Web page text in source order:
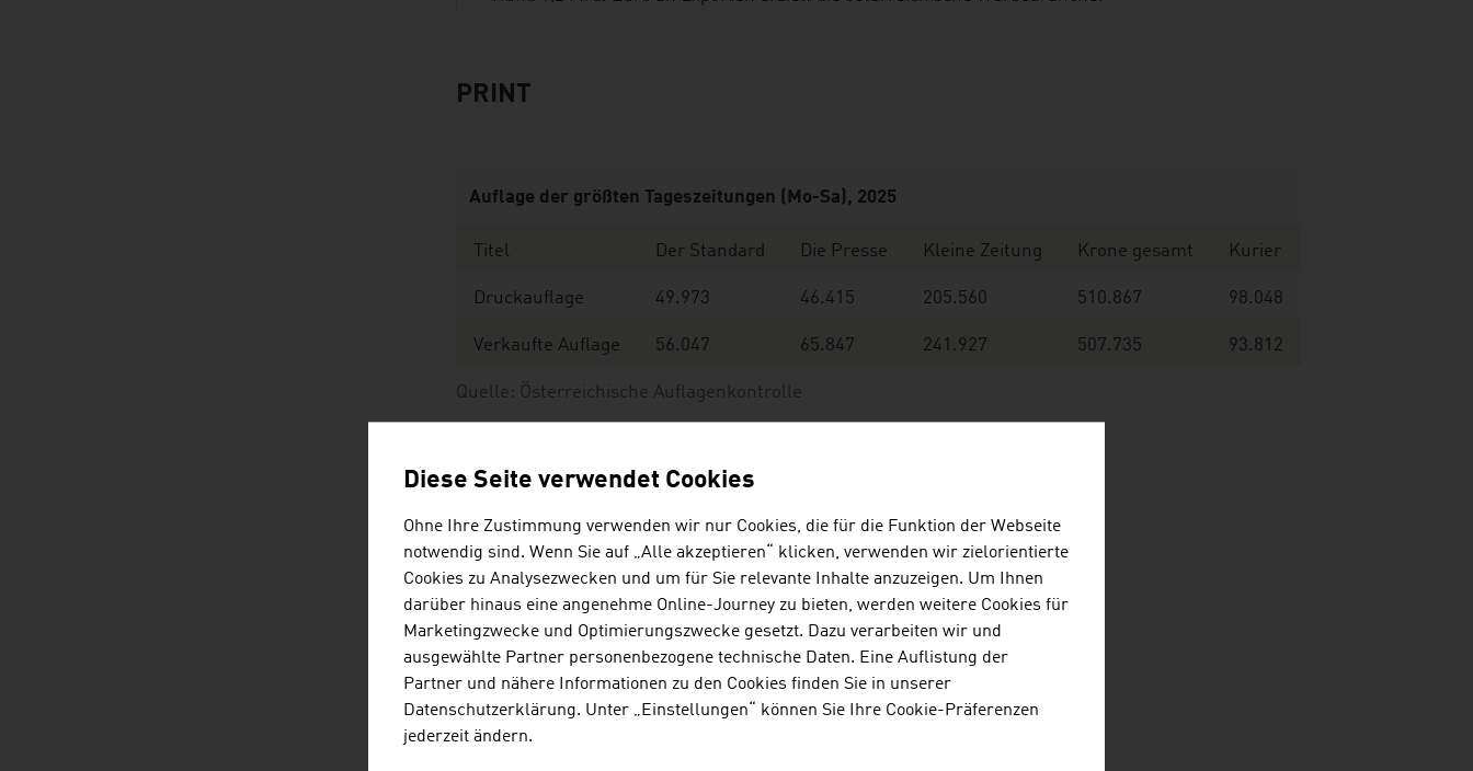
PRINT
Quelle: Österreichische Auflagenkontrolle
Auflage der größten Tageszeitungen (Mo-Sa), 2025
Titel Der Standard Die Presse Kleine Zeitung Krone gesamt Kurier
Druckauflage 49.973 46.415 205.560 510.867 98.048
Verkaufte Auflage 56.047 65.847 241.927 507.735 93.812
TV
Marktanteile der führenden TV-Sender 2025
ORF2 20,8 %
ORF 1 10,8 %
ServusTV
Diese Seite verwendet Cookies
Ohne Ihre Zustimmung verwenden wir nur Cookies, die für die Funktion der Webseite
notwendig sind. Wenn Sie auf „Alle akzeptieren“ klicken, verwenden wir zielorientierte
Cookies zu Analysezwecken und um für Sie relevante Inhalte anzuzeigen. Um Ihnen
darüber hinaus eine angenehme Online-Journey zu bieten, werden weitere Cookies für
Marketingzwecke und Optimierungszwecke gesetzt. Dazu verarbeiten wir und
ausgewählte Partner personenbezogene technische Daten. Eine Auflistung der
Partner und nähere Informationen zu den Cookies finden Sie in unserer
Datenschutzerklärung. Unter „Einstellungen“ können Sie Ihre Cookie-Präferenzen
jederzeit ändern.